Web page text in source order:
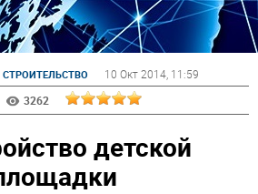
СТРОИТЕЛЬСТВО 10 Окт 2014 , 11:59
3262
детской